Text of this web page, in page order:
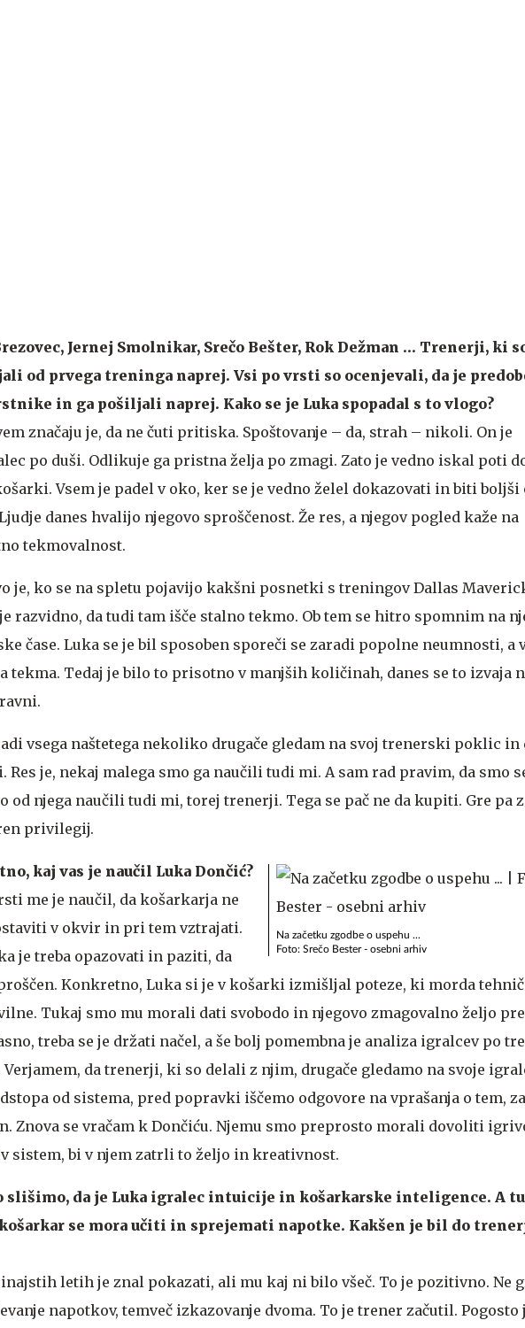
Jernej Smolnikar, Srečo Bešter, Rok Dežman … Trenerji, ki
od prvega treninga naprej. Vsi po vrsti so ocenjevali, da je
in ga pošiljali naprej. Kako se je Luka spopadal s to vlogo?
značaju je, da ne čuti pritiska. Spoštovanje – da, strah – nikoli. On je
po duši. Odlikuje ga pristna želja po zmagi. Zato je vedno iskal poti
Vsem je padel v oko, ker se je vedno želel dokazovati in biti boljši
danes hvalijo njegovo sproščenost. Že res, a njegov pogled kaže na
tekmovalnost.
je, ko se na spletu pojavijo kakšni posnetki s treningov Dallas
razvidno, da tudi tam išče stalno tekmo. Ob tem se hitro spomnim na
čase. Luka se je bil sposoben sporeči se zaradi popolne neumnosti, a
tekma. Tedaj je bilo to prisotno v manjših količinah, danes se to izvaja
vsega naštetega nekoliko drugače gledam na svoj trenerski poklic in
Res je, nekaj malega smo ga naučili tudi mi. A sam rad pravim, da smo
od njega naučili tudi mi, torej trenerji. Tega se pač ne da kupiti. Gre pa
privilegij.
Na začetku zgodbe o uspehu ...
Foto: Srečo Bester - osebni arhiv
kaj vas je naučil Luka Dončić?
me je naučil, da košarkarja ne
v okvir in pri tem vztrajati.
je treba opazovati in paziti, da
Konkretno, Luka si je v košarki izmišljal poteze, ki morda
Tukaj smo mu morali dati svobodo in njegovo zmagovalno željo
treba se je držati načel, a še bolj pomembna je analiza igralcev po
da trenerji, ki so delali z njim, drugače gledamo na svoje
od sistema, pred popravki iščemo odgovore na vprašanja o tem,
Znova se vračam k Dončiću. Njemu smo preprosto morali dovoliti
sistem, bi v njem zatrli to željo in kreativnost.
slišimo, da je Luka igralec intuicije in košarkarske inteligence. A
se mora učiti in sprejemati napotke. Kakšen je bil do
letih je znal pokazati, ali mu kaj ni bilo všeč. To je pozitivno. Ne
napotkov, temveč izkazovanje dvoma. To je trener začutil. Pogosto